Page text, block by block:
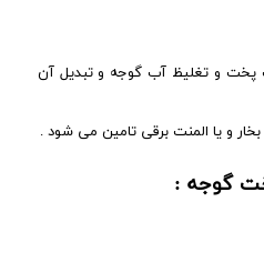
و تغلیظ آب گوجه و تبدیل آن
و یا المنت برقی تامین می شود .
گوجه :